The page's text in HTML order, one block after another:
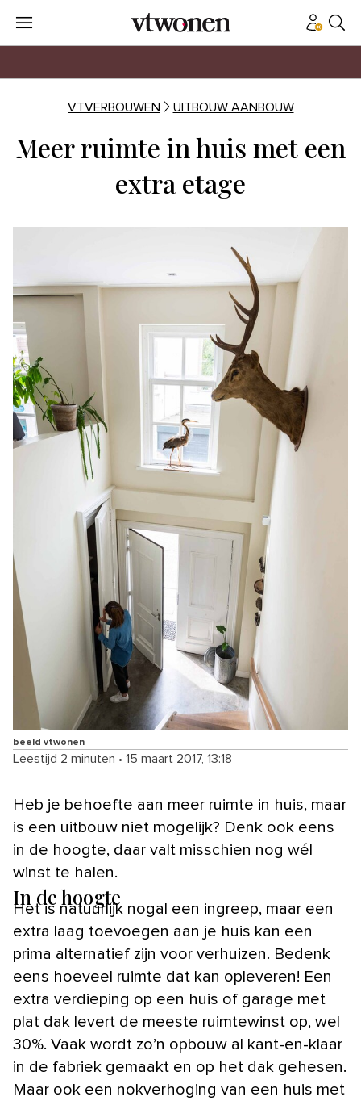
VTVERBOUWEN UITBOUW AANBOUW
Meer ruimte in huis met een
extra etage
beeld vtwonen
Leestijd 2 minuten • 15 maart 2017, 13:18
Heb je behoefte aan meer ruimte in huis, maar
is een uitbouw niet mogelijk? Denk ook eens
in de hoogte, daar valt misschien nog wél
winst te halen.
In de hoogte
Het is natuurlijk nogal een ingreep, maar een
extra laag toevoegen aan je huis kan een
prima alternatief zijn voor verhuizen. Bedenk
eens hoeveel ruimte dat kan opleveren! Een
extra verdieping op een huis of garage met
plat dak levert de meeste ruimtewinst op, wel
30%. Vaak wordt zo’n opbouw al kant-en-klaar
in de fabriek gemaakt en op het dak gehesen.
Maar ook een nokverhoging van een huis met